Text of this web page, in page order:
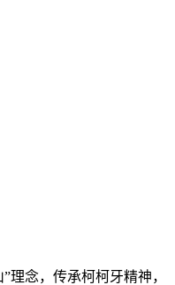
念，传承柯柯牙精神，